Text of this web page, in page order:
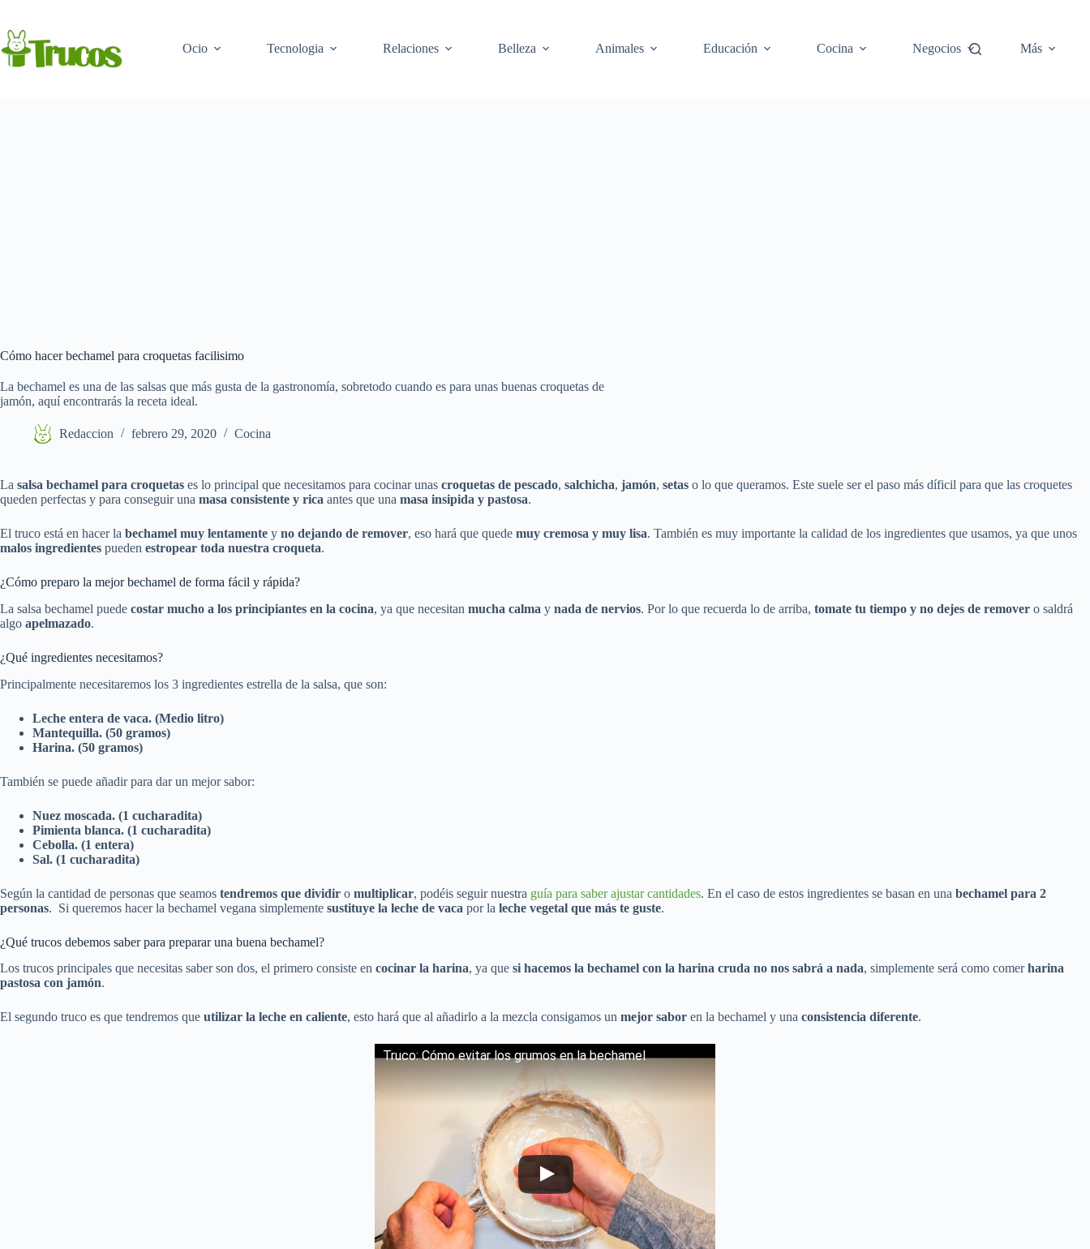
contenido
Ocio
Tecnologia Relaciones Belleza Animales Educación Cocina Negocios Más
Cómo hacer bechamel para croquetas facilisimo
La bechamel es una de las salsas que más gusta de la gastronomía, sobretodo cuando es para unas buenas croquetas de
jamón, aquí encontrarás la receta ideal.
Redaccion febrero 29, 2020 Cocina
La salsa bechamel para croquetas es lo principal que necesitamos para cocinar unas croquetas de pescado, salchicha, jamón, setas o lo que queramos. Este suele ser el paso más díficil para que las croquetes
queden perfectas y para conseguir una masa consistente y rica antes que una masa insipida y pastosa.
El truco está en hacer la bechamel muy lentamente y no dejando de remover, eso hará que quede muy cremosa y muy lisa. También es muy importante la calidad de los ingredientes que usamos, ya que unos
malos ingredientes pueden estropear toda nuestra croqueta.
¿Cómo preparo la mejor bechamel de forma fácil y rápida?
La salsa bechamel puede costar mucho a los principiantes en la cocina, ya que necesitan mucha calma y nada de nervios. Por lo que recuerda lo de arriba, tomate tu tiempo y no dejes de remover o saldrá
algo apelmazado.
¿Qué ingredientes necesitamos?
Principalmente necesitaremos los 3 ingredientes estrella de la salsa, que son:
Leche entera de vaca. (Medio litro)
Mantequilla. (50 gramos)
Harina. (50 gramos)
También se puede añadir para dar un mejor sabor:
Nuez moscada. (1 cucharadita)
Pimienta blanca. (1 cucharadita)
Cebolla. (1 entera)
Sal. (1 cucharadita)
Según la cantidad de personas que seamos tendremos que dividir o multiplicar, podéis seguir nuestra guía para saber ajustar cantidades. En el caso de estos ingredientes se basan en una bechamel para 2
personas. Si queremos hacer la bechamel vegana simplemente sustituye la leche de vaca por la leche vegetal que más te guste.
¿Qué trucos debemos saber para preparar una buena bechamel?
Los trucos principales que necesitas saber son dos, el primero consiste en cocinar la harina, ya que si hacemos la bechamel con la harina cruda no nos sabrá a nada, simplemente será como comerharina
pastosa con jamón.
El segundo truco es que tendremos que utilizar la leche en caliente, esto hará que al añadirlo a la mezcla consigamos un mejor sabor en la bechamel y una consistencia diferente.
Truco: Cómo evitar los grumos en la bechamel